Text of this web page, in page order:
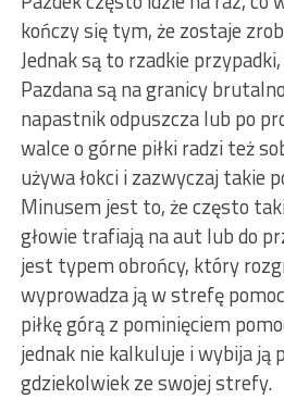
kończy się tym, że zostaje
Jednak są to rzadkie
Pazdana są na granicy
napastnik odpuszcza lub po
walce o górne piłki radzi też
używa łokci i zazwyczaj takie
Minusem jest to, że często
głowie trafiają na aut lub do
jest typem obrońcy, który
wyprowadza ją w strefę
piłkę górą z pominięciem
jednak nie kalkuluje i wybija ją
gdziekolwiek ze swojej strefy.